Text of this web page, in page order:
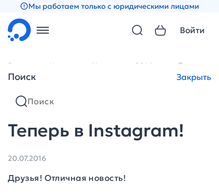
Мы работаем только с юридическими лицами
Поиск Закрыть
Войти
Главная Новости Новости за 2016 год Теперь в
Теперь в Instagram!
20.07.2016
Друзья! Отличная новость!